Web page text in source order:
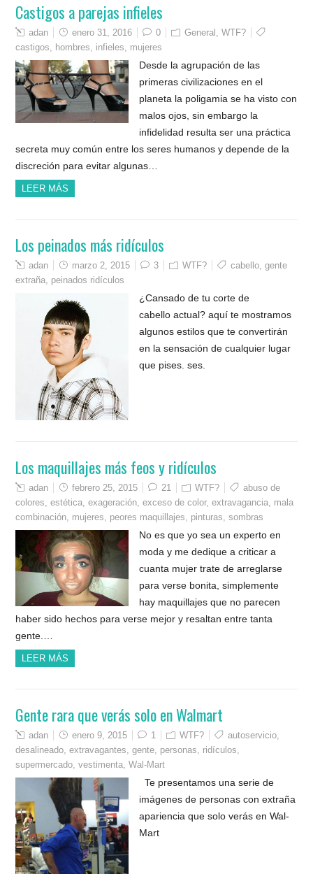
Castigos a parejas infieles
adan enero 31, 2016 0 General ,WTF?
castigos, hombres, infieles, mujeres
Desde la agrupación de las
primeras civilizaciones en el
planeta la poligamia se ha visto con
malos ojos, sin embargo la
infidelidad resulta ser una práctica
secreta muy común entre los seres humanos y depende de la
discreción para evitar algunas…
LEER MÁS
Los peinados más ridículos
adan marzo 2, 2015 3 WTF? cabello,gente
extraña, peinados ridículos
¿Cansado de tu corte de
cabello actual? aquí te mostramos
algunos estilos que te convertirán
en la sensación de cualquier lugar
que pises. ses.
Los maquillajes más feos y ridículos
adan febrero 25, 2015 21 WTF?
abuso de
colores,estética,exageración,exceso de color,extravagancia, mala
combinación, mujeres, peores maquillajes, pinturas,sombras
No es que yo sea un experto en
moda y me dedique a criticar a
cuanta mujer trate de arreglarse
para verse bonita, simplemente
hay maquillajes que no parecen
haber sido hechos para verse mejor y resaltan entre tanta
gente.…
LEER MÁS
Gente rara que verás solo en Walmart
adan enero 9, 2015 1 WTF? autoservicio,
desalineado,extravagantes,gente, personas, ridículos,
supermercado,vestimenta,Wal-Mart
Te presentamos una serie de
imágenes de personas con extraña
apariencia que solo verás en Wal-
Mart